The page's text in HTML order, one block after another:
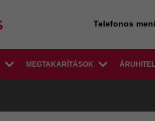
Telefonos
MEGTAKARÍTÁSOK ÁRUHITEL